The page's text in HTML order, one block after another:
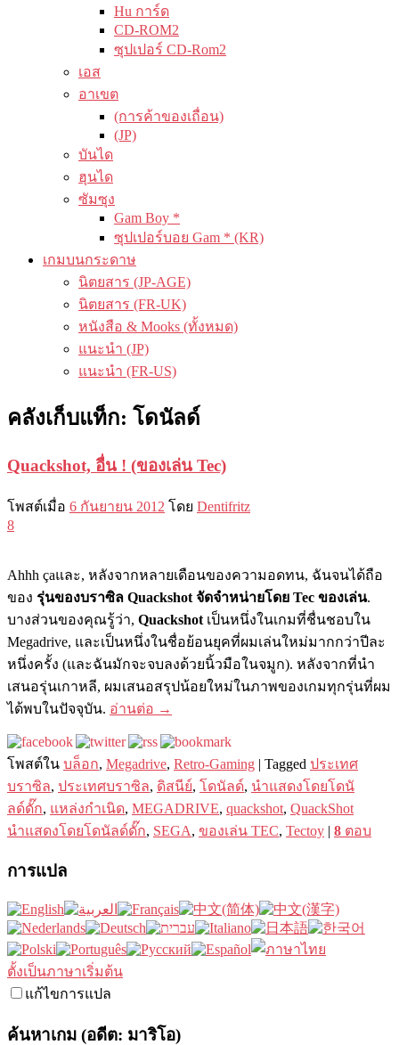
Hu การ์ด
CD-ROM2
ซุปเปอร์ CD-Rom2
เอส
อาเขต
(การค้าของเถื่อน)
(JP)
บันได
ฮุนได
ซัมซุง
Gam Boy *
ซุปเปอร์บอย Gam * (KR)
เกมบนกระดาษ
นิตยสาร (JP-AGE)
นิตยสาร (FR-UK)
หนังสือ & Mooks (ทั้งหมด)
แนะนำ (JP)
แนะนำ (FR-US)
คลังเก็บแท็ก: โดนัลด์
Quackshot, อื่น ! (ของเล่น Tec)
โพสต์เมื่อ 6 กันยายน 2012 โดย Dentifritz
8
Ahhh çaและ, หลังจากหลายเดือนของความอดทน, ฉันจนได้ถือ
ของ รุ่นของบราซิล Quackshot จัดจำหน่ายโดย Tec ของเล่น.
บางส่วนของคุณรู้ว่า, Quackshot เป็นหนึ่งในเกมที่ชื่นชอบใน
Megadrive, และเป็นหนึ่งในชื่อย้อนยุคที่ผมเล่นใหม่มากกว่าปีละ
หนึ่งครั้ง (และฉันมักจะจบลงด้วยนิ้วมือในจมูก). หลังจากที่นำ
เสนอรุ่นเกาหลี, ผมเสนอสรุปน้อยใหม่ในภาพของเกมทุกรุ่นที่ผม
ได้พบในปัจจุบัน. อ่านต่อ →
โพสต์ใน บล็อก, Megadrive, Retro-Gaming | Tagged ประเทศ
บราซิล, ประเทศบราซิล, ดิสนีย์, โดนัลด์, นำแสดงโดยโดนั
ลด์ดั๊ก, แหล่งกำเนิด, MEGADRIVE, quackshot, QuackShot
นำแสดงโดยโดนัลด์ดั๊ก, SEGA, ของเล่น TEC, Tectoy | 8 ตอบ
การแปล
ตั้งเป็นภาษาเริ่มต้น
แก้ไขการแปล
ค้นหาเกม (อดีต: มาริโอ)